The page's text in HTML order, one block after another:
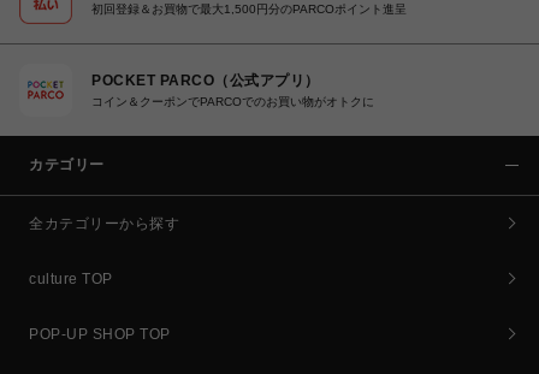
初回登録＆お買物で最大1,500円分のPARCOポイント進呈
POCKET PARCO（公式アプリ）
コイン＆クーポンでPARCOでのお買い物がオトクに
カテゴリー
全カテゴリーから探す
culture TOP
POP-UP SHOP TOP